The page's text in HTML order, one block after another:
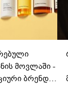
მოვლაში -
ბრენდი